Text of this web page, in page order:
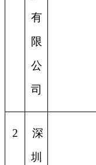
有
限
公
司
2
深
圳